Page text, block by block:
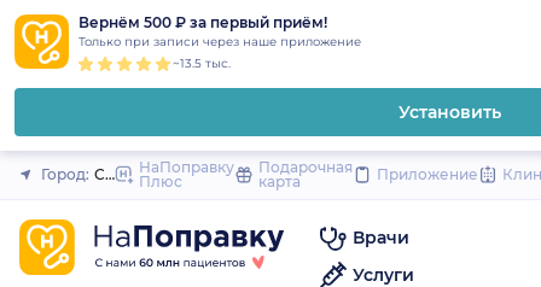
Вернём 500 ₽ за первый приём!
Только при записи через наше приложение
~13.5 тыс.
Установить
Закрыть
Город: Санкт-Петербург
НаПоправку
Плюс
Подарочная
карта
Приложение
Врачи
Услуги